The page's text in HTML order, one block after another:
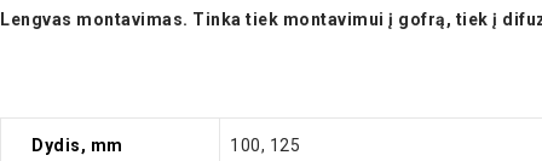
Lengvas montavimas. Tinka tiek montavimui į gofrą, tiek į
Dydis, mm 100, 125